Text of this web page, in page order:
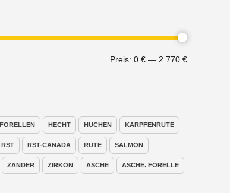
Min.
Max.
Preis: 0 € — 2.770 €
FORELLEN HECHT HUCHEN KARPFENRUTE
RST RST-CANADA RUTE SALMON
ZANDER ZIRKON ÄSCHE ÄSCHE. FORELLE